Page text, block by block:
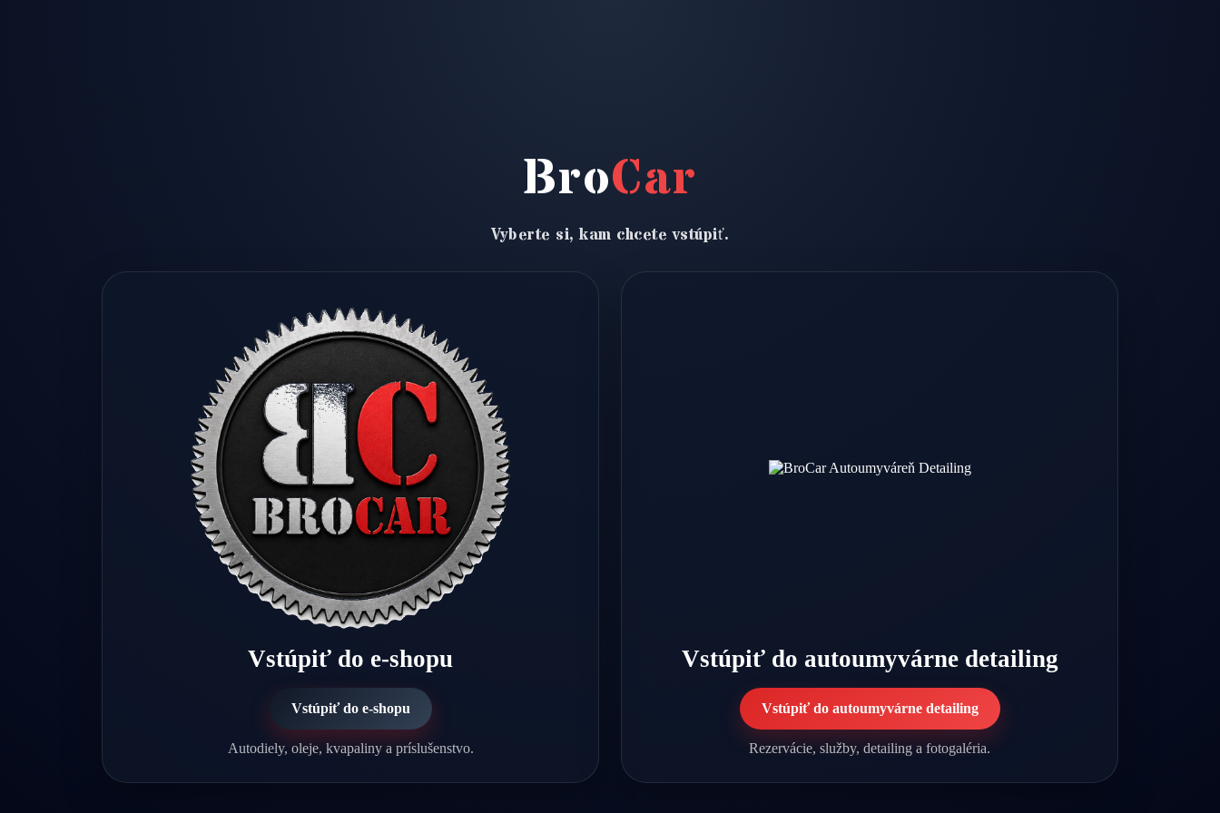
BroCar
Vyberte si, kam chcete vstúpiť.
Vstúpiť do e-shopu
Vstúpiť do e-shopu
Autodiely, oleje, kvapaliny a príslušenstvo.
Vstúpiť do autoumyvárne detailing
Vstúpiť do autoumyvárne detailing
Rezervácie, služby, detailing a fotogaléria.